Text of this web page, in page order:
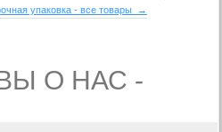
упаковка - все товары →
О НАС -